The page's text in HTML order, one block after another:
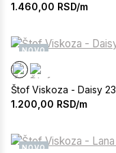
1.460,00 RSD/m
NOVO
Štof Viskoza - Daisy 23
1.200,00 RSD/m
NOVO